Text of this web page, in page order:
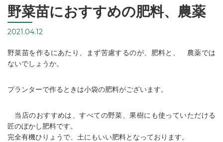
野菜苗におすすめの肥料、農薬
2021.04.12
野菜苗を作るにあたり、まず苦慮するのが、肥料と、 農薬では
ないでしょうか。
プランターで作るときは小袋の肥料がございます。
当店のおすすめは、すべての野菜、果樹にも使っていただける
匠のぼかし肥料です。
完全有機ひりょうで、土にもいい肥料となっております。